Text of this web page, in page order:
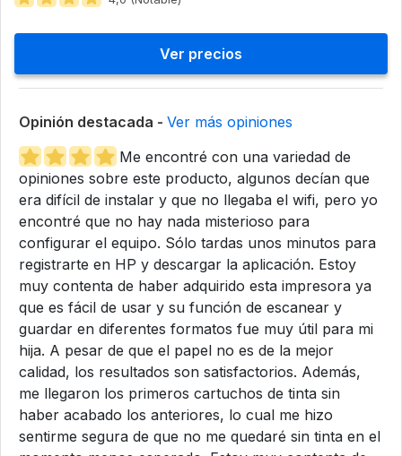
Ver precios
Opinión destacada - Ver más opiniones
Me encontré con una variedad de
opiniones sobre este producto, algunos decían que
era difícil de instalar y que no llegaba el wifi, pero yo
encontré que no hay nada misterioso para
configurar el equipo. Sólo tardas unos minutos para
registrarte en HP y descargar la aplicación. Estoy
muy contenta de haber adquirido esta impresora ya
que es fácil de usar y su función de escanear y
guardar en diferentes formatos fue muy útil para mi
hija. A pesar de que el papel no es de la mejor
calidad, los resultados son satisfactorios. Además,
me llegaron los primeros cartuchos de tinta sin
haber acabado los anteriores, lo cual me hizo
sentirme segura de que no me quedaré sin tinta en el